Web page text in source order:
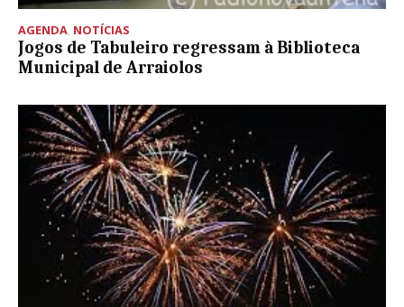
AGENDA NOTÍCIAS
Jogos de Tabuleiro regressam à Biblioteca
Municipal de Arraiolos